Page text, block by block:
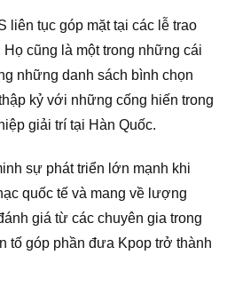
liên tục góp mặt tại các lễ trao
cũng là một trong những cái
những danh sách bình chọn
kỷ với những cống hiến trong
giải trí tại Hàn Quốc.
sự phát triển lớn mạnh khi
quốc tế và mang về lượng
giá từ các chuyên gia trong
tố góp phần đưa Kpop trở thành